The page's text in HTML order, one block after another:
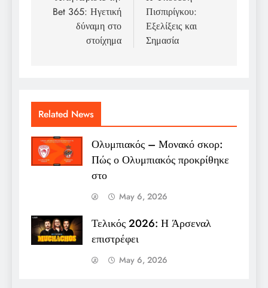
Bet 365: Ηγετική
δύναμη στο
στοίχημα
Πισπιρίγκου:
Εξελίξεις και
Σημασία
Related News
Ολυμπιακός – Μονακό σκορ:
Πώς ο Ολυμπιακός προκρίθηκε
στο
May 6, 2026
Τελικός 2026: Η Άρσεναλ
επιστρέφει
May 6, 2026